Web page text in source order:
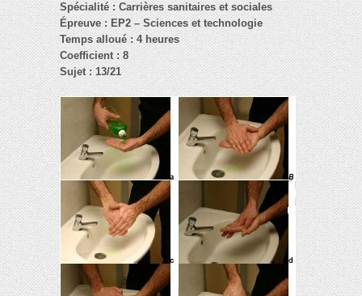
Spécialité : Carrières sanitaires et sociales
Épreuve : EP2 – Sciences et technologie
Temps alloué : 4 heures
Coefficient : 8
Sujet : 13/21